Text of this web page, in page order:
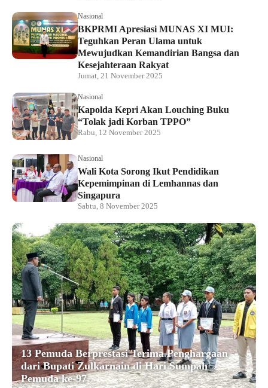
Nasional
BKPRMI Apresiasi MUNAS XI MUI:
Teguhkan Peran Ulama untuk
Mewujudkan Kemandirian Bangsa dan
Kesejahteraan Rakyat
Jumat, 21 November 2025
Nasional
Kapolda Kepri Akan Louching Buku
“Tolak jadi Korban TPPO”
Rabu, 12 November 2025
Nasional
Wali Kota Sorong Ikut Pendidikan
Kepemimpinan di Lemhannas dan
Singapura
Sabtu, 8 November 2025
13 Pemuda Berprestasi Terima Penghargaan
dari Bupati Zulkarnain di Hari Sumpah
Pemuda ke-97